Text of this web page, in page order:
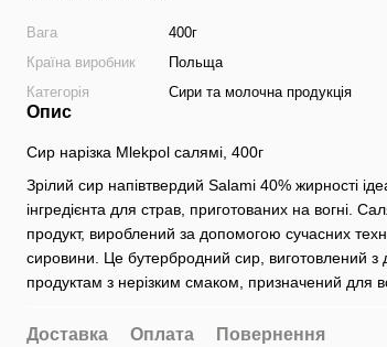
Вага
400г
Країна виробник
Польща
Категорія
Сири та молочна продукція
Опис
Сир нарізка Mlekpol салямі, 400г
Зрілий сир напівтвердий Salami 40% жирності
інгредієнта для страв, приготованих на вогні.
продукт, вироблений за допомогою сучасних
сировини. Це бутербродний сир, виготовлений з
продуктам з нерізким смаком, призначений для
Доставка Оплата Повернення